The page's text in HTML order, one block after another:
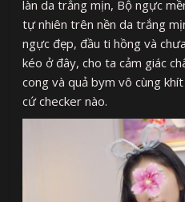
làn da trắng mịn, Bộ ngực
tự nhiên trên nền da trắng
ngực đẹp, đầu ti hồng và
kéo ở đây, cho ta cảm giác
cong và quả bym vô cùng
cứ checker nào.